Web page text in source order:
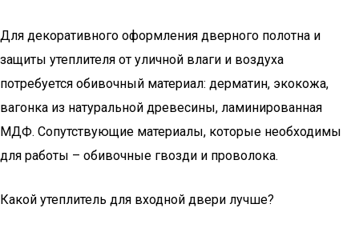
Для декоративного оформления дверного полотна и
защиты утеплителя от уличной влаги и воздуха
потребуется обивочный материал: дерматин, экокожа,
вагонка из натуральной древесины, ламинированная
МДФ. Сопутствующие материалы, которые необходимы
для работы – обивочные гвозди и проволока.
Какой утеплитель для входной двери лучше?